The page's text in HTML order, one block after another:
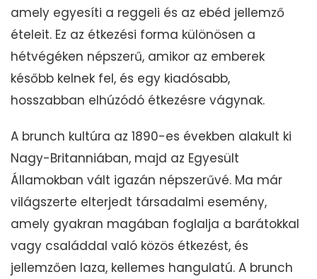
amely egyesíti a reggeli és az ebéd jellemző
ételeit. Ez az étkezési forma különösen a
hétvégéken népszerű, amikor az emberek
később kelnek fel, és egy kiadósabb,
hosszabban elhúzódó étkezésre vágynak.
A brunch kultúra az 1890-es években alakult ki
Nagy-Britanniában, majd az Egyesült
Államokban vált igazán népszerűvé. Ma már
világszerte elterjedt társadalmi esemény,
amely gyakran magában foglalja a barátokkal
vagy családdal való közös étkezést, és
jellemzően laza, kellemes hangulatú. A brunch